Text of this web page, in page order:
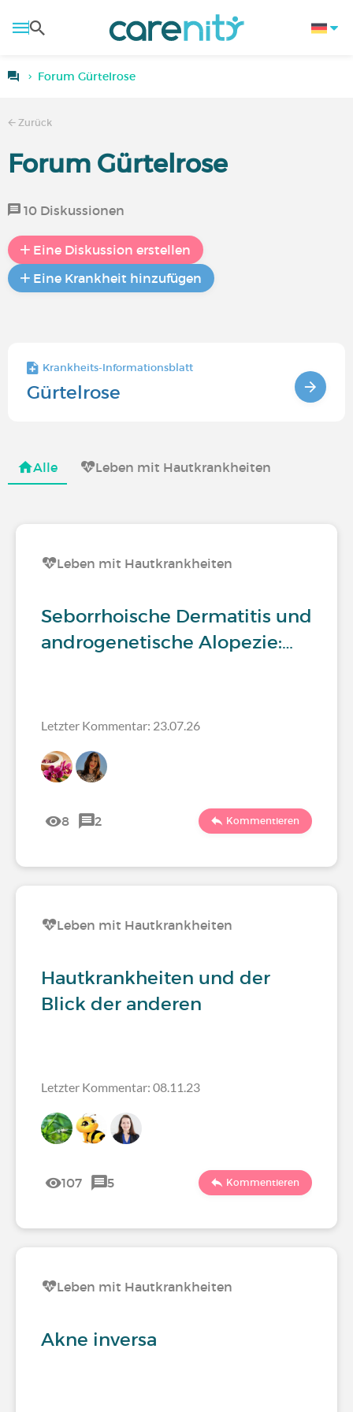
Forum Gürtelrose
Zurück
Forum Gürtelrose
10 Diskussionen
Eine Diskussion erstellen
Eine Krankheit hinzufügen
Krankheits-Informationsblatt
Gürtelrose
Alle Leben mit Hautkrankheiten
Leben mit Hautkrankheiten
Seborrhoische Dermatitis und
androgenetische Alopezie:…
Letzter Kommentar: 23.07.26
8 2 Kommentieren
Leben mit Hautkrankheiten
Hautkrankheiten und der
Blick der anderen
Letzter Kommentar: 08.11.23
107 5 Kommentieren
Leben mit Hautkrankheiten
Akne inversa